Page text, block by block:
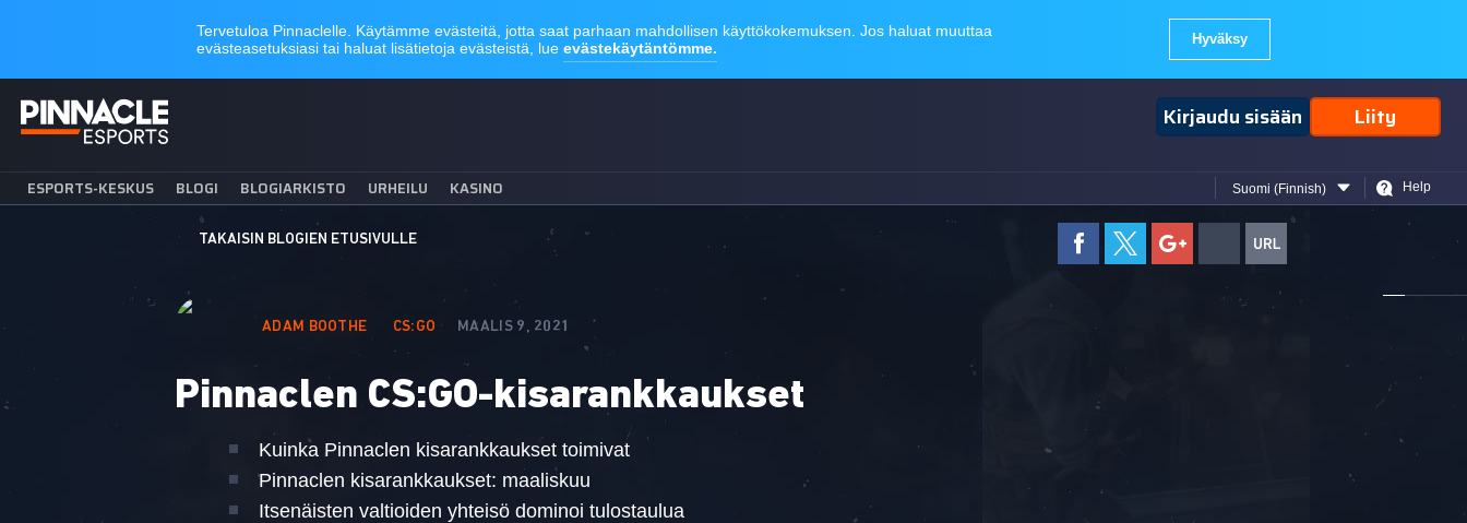
Kirjaudu sisään Liity
ESPORTS-KESKUS BLOGI BLOGIARKISTO URHEILU KASINO Suomi (Finnish) Help
TAKAISIN BLOGIEN ETUSIVULLE
ADAM BOOTHE CS:GO MAALIS 9, 2021
Pinnaclen CS:GO-kisarankkaukset
Kuinka Pinnaclen kisarankkaukset toimivat
Pinnaclen kisarankkaukset: maaliskuu
Itsenäisten valtioiden yhteisö dominoi tulostaulua